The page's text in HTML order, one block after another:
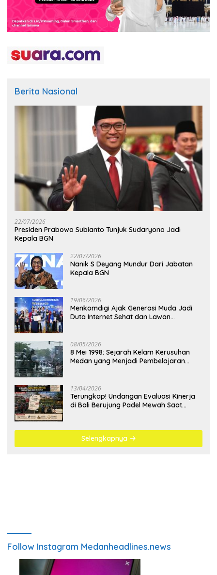
Berita Nasional
22/07/2026
Presiden Prabowo Subianto Tunjuk Sudaryono Jadi
Kepala BGN
22/07/2026
Nanik S Deyang Mundur Dari Jabatan
Kepala BGN
19/06/2026
Menkomdigi Ajak Generasi Muda Jadi
Duta Internet Sehat dan Lawan
08/05/2026
8 Mei 1998: Sejarah Kelam Kerusuhan
Medan yang Menjadi Pembelajaran
13/04/2026
Terungkap! Undangan Evaluasi Kinerja
di Bali Berujung Padel Mewah Saat
Selengkapnya
Follow Instagram Medanheadlines.news